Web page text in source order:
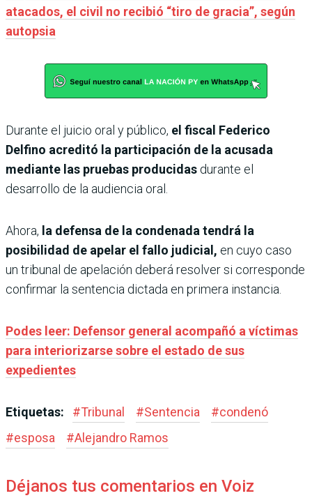
atacados, el civil no recibió “tiro de gracia”, según
autopsia
Durante el juicio oral y público, el fiscal Federico
Delfino acreditó la participación de la acusada
mediante las pruebas producidas durante el
desarrollo de la audiencia oral.
Ahora, la defensa de la condenada tendrá la
posibilidad de apelar el fallo judicial, en cuyo caso
un tribunal de apelación deberá resolver si corresponde
confirmar la sentencia dictada en primera instancia.
Podes leer: Defensor general acompañó a víctimas
para interiorizarse sobre el estado de sus
expedientes
Etiquetas: #Tribunal #Sentencia #condenó
#esposa #Alejandro Ramos
Déjanos tus comentarios en Voiz